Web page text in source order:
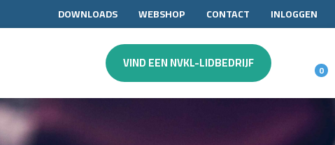
DOWNLOADS WEBSHOP CONTACT INLOGGEN
VIND EEN NVKL-LIDBEDRIJF 0